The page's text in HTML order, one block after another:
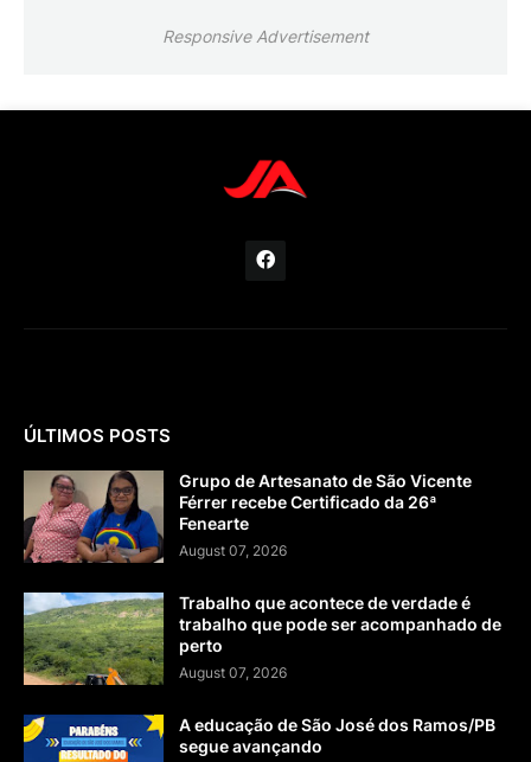
Responsive Advertisement
ÚLTIMOS POSTS
Grupo de Artesanato de São Vicente
Férrer recebe Certificado da 26ª
Fenearte
August 07, 2026
Trabalho que acontece de verdade é
trabalho que pode ser acompanhado de
perto
August 07, 2026
A educação de São José dos Ramos/PB
segue avançando